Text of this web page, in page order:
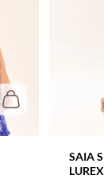
SAIA
LUREX